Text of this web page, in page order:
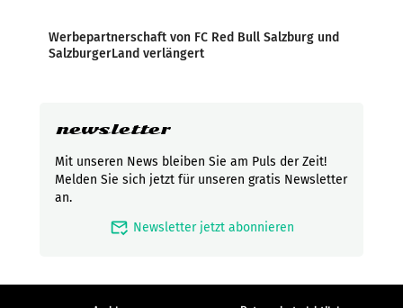
Werbepartnerschaft von FC Red Bull Salzburg und
SalzburgerLand verlängert
newsletter
Mit unseren News bleiben Sie am Puls der Zeit!
Melden Sie sich jetzt für unseren gratis Newsletter
an.
mark_email_read Newsletter jetzt abonnieren